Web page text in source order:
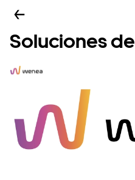
Soluciones